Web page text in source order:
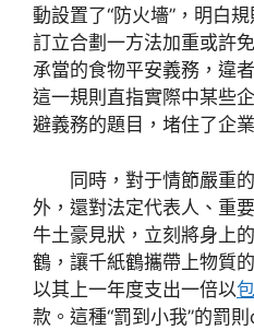
動設置了“防火墻”，明白
訂立合劃一方法加重或許
承當的食物平安義務，違
這一規則直指實際中某些
避義務的題目，堵住了企
同時，對于情節嚴重
外，還對法定代表人、重
牛土豪見狀，立刻將身上
鶴，讓千紙鶴攜帶上物質
以其上一年度支出一倍以
款。這種“罰到小我”的罰